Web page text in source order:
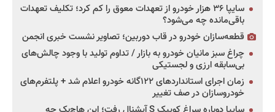
سایپا ۳۶ هزار خودرو از تعهدات معوق را کم کرد؛ تکلیف تعهدات
باقی‌مانده چه می‌شود؟
قطعه‌سازان خودرو در قاب دوربین؛ تصاویر نشست خبری انجمن
چراغ سبز مانیان خودرو به بازار / تداوم تولید با وجود چالش‌های
بی‌سابقه ارزی و لجستیکی
زمان اجرای استانداردهای ۱۲۲گانه خودرو اعلام شد + پلتفرم‌های
خودروسازان در صف تغییر